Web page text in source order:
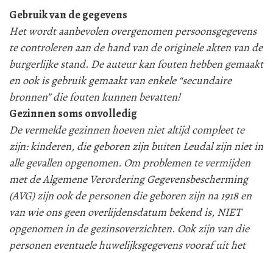
Gebruik van de gegevens
Het wordt aanbevolen overgenomen persoonsgegevens
te controleren aan de hand van de originele akten van de
burgerlijke stand. De auteur kan fouten hebben gemaakt
en ook is gebruik gemaakt van enkele “secundaire
bronnen” die fouten kunnen bevatten!
Gezinnen soms onvolledig
De vermelde gezinnen hoeven niet altijd compleet te
zijn: kinderen, die geboren zijn buiten Leudal zijn niet in
alle gevallen opgenomen. Om problemen te vermijden
met de Algemene Verordering Gegevensbescherming
(AVG) zijn ook de personen die geboren zijn na 1918 en
van wie ons geen overlijdensdatum bekend is, NIET
opgenomen in de gezinsoverzichten. Ook zijn van die
personen eventuele huwelijksgegevens vooraf uit het